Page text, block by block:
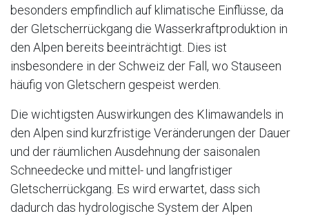
besonders empfindlich auf klimatische Einflüsse, da
der Gletscherrückgang die Wasserkraftproduktion in
den Alpen bereits beeinträchtigt. Dies ist
insbesondere in der Schweiz der Fall, wo Stauseen
häufig von Gletschern gespeist werden.
Die wichtigsten Auswirkungen des Klimawandels in
den Alpen sind kurzfristige Veränderungen der Dauer
und der räumlichen Ausdehnung der saisonalen
Schneedecke und mittel- und langfristiger
Gletscherrückgang. Es wird erwartet, dass sich
dadurch das hydrologische System der Alpen